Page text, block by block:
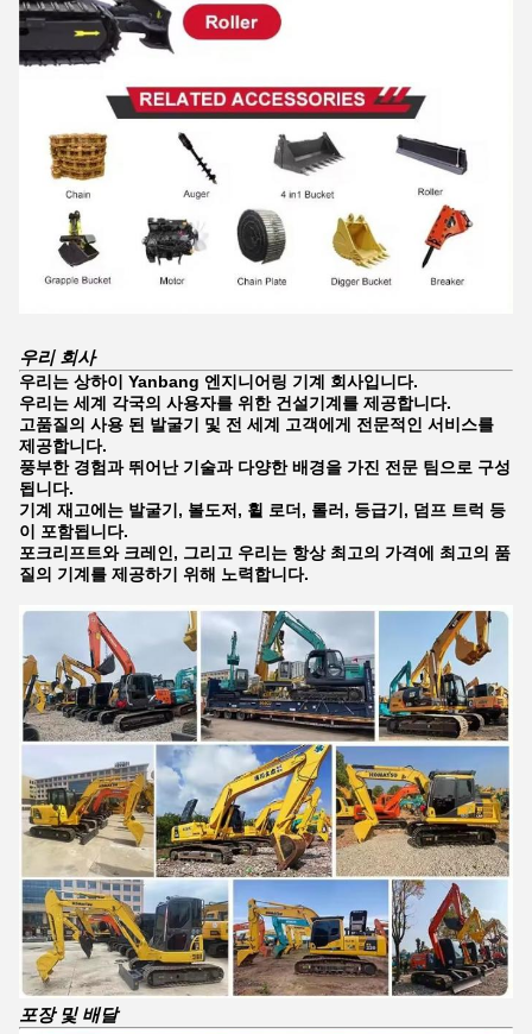
우리 회사
우리는 상하이 Yanbang 엔지니어링 기계 회사입니다.
우리는 세계 각국의 사용자를 위한 건설기계를 제공합니다.
고품질의 사용 된 발굴기 및 전 세계 고객에게 전문적인 서비스를
제공합니다.
풍부한 경험과 뛰어난 기술과 다양한 배경을 가진 전문 팀으로 구성
됩니다.
기계 재고에는 발굴기, 볼도저, 휠 로더, 롤러, 등급기, 덤프 트럭 등
이 포함됩니다.
포크리프트와 크레인, 그리고 우리는 항상 최고의 가격에 최고의 품
질의 기계를 제공하기 위해 노력합니다.
포장 및 배달